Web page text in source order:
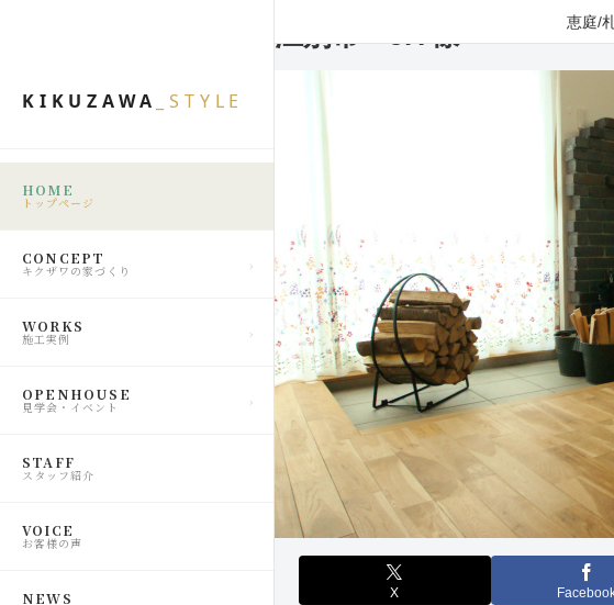
恵庭/
KIKUZAWA _STYLE
HOME
トップページ
CONCEPT
キクザワの家づくり
WORKS
施工実例
OPENHOUSE
見学会・イベント
STAFF
スタッフ紹介
VOICE
お客様の声
NEWS
江別市 J.Y様
X